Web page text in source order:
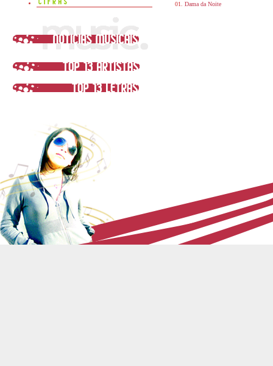
Dama da Noite